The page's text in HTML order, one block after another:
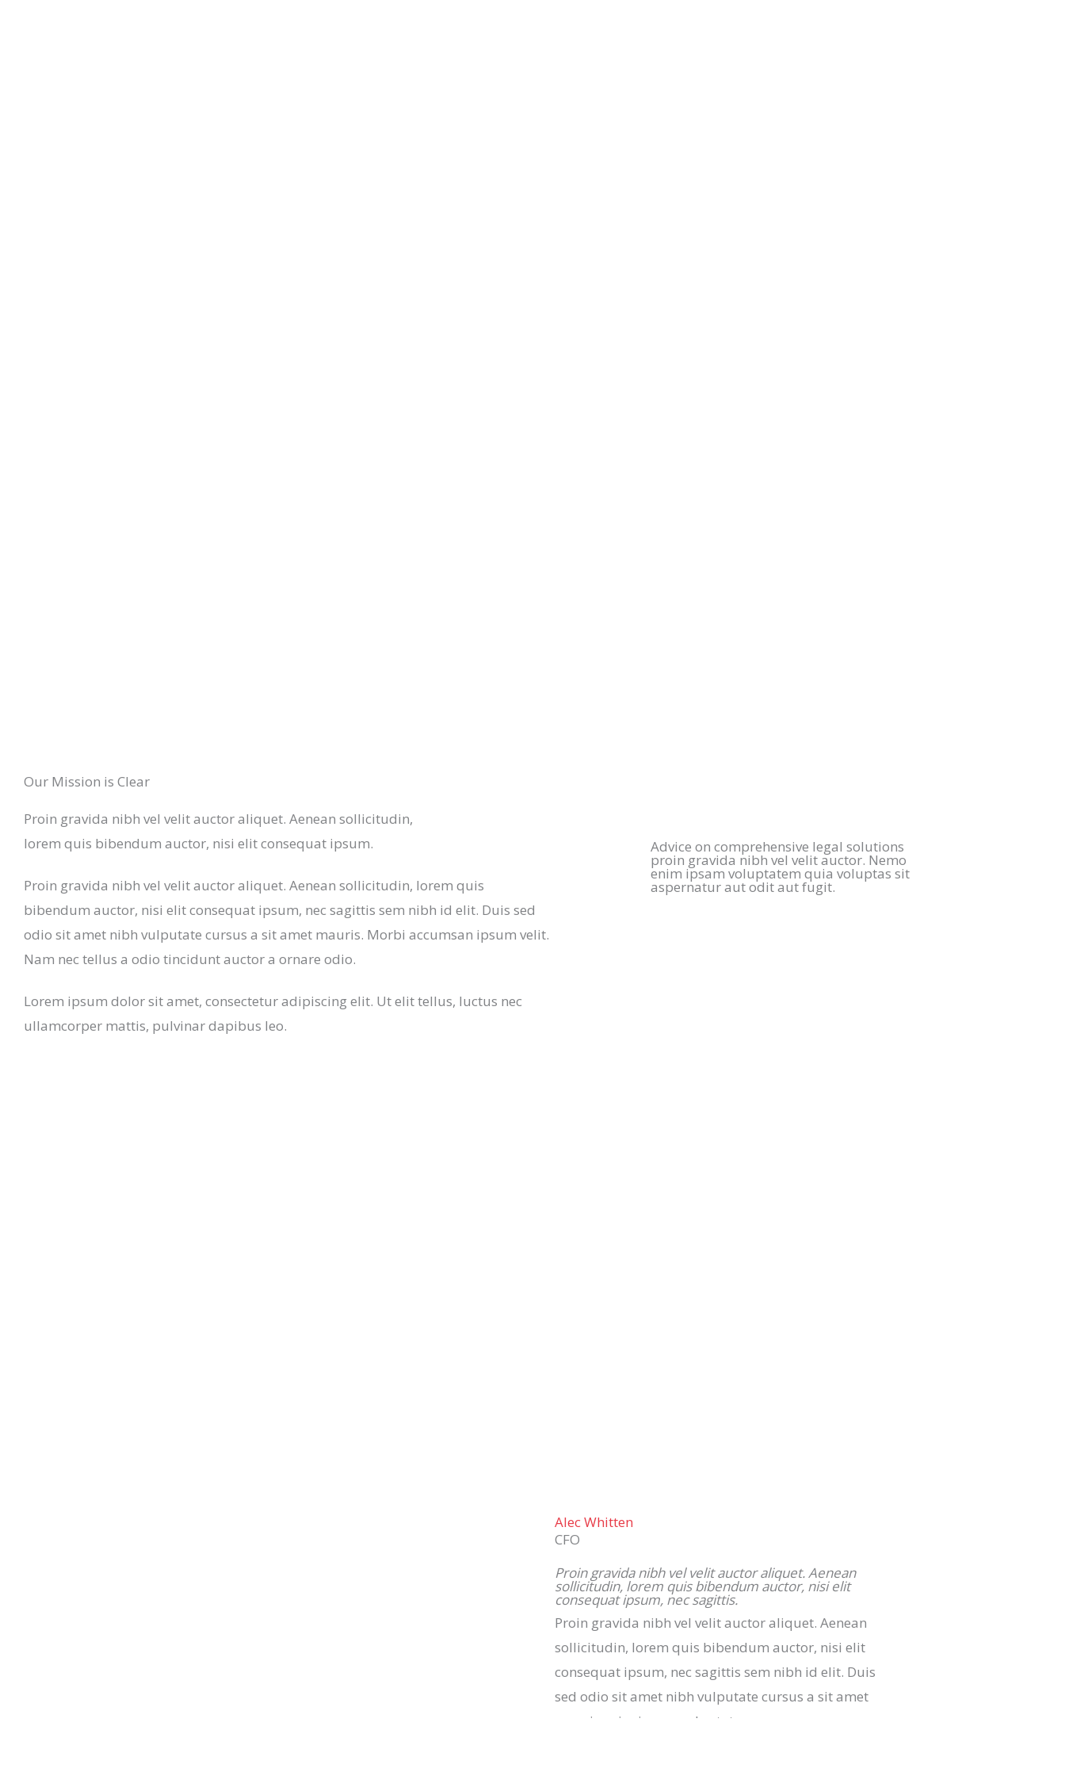
Our Mission is Clear
Proin gravida nibh vel velit auctor aliquet. Aenean sollicitudin,
lorem quis bibendum auctor, nisi elit consequat ipsum.
Proin gravida nibh vel velit auctor aliquet. Aenean sollicitudin, lorem quis
bibendum auctor, nisi elit consequat ipsum, nec sagittis sem nibh id elit. Duis sed
odio sit amet nibh vulputate cursus a sit amet mauris. Morbi accumsan ipsum velit.
Nam nec tellus a odio tincidunt auctor a ornare odio.
Lorem ipsum dolor sit amet, consectetur adipiscing elit. Ut elit tellus, luctus nec
ullamcorper mattis, pulvinar dapibus leo.
Advice on comprehensive legal solutions
proin gravida nibh vel velit auctor. Nemo
enim ipsam voluptatem quia voluptas sit
aspernatur aut odit aut fugit.
Alec Whitten
CFO
Proin gravida nibh vel velit auctor aliquet. Aenean
sollicitudin, lorem quis bibendum auctor, nisi elit
consequat ipsum, nec sagittis.
Proin gravida nibh vel velit auctor aliquet. Aenean
sollicitudin, lorem quis bibendum auctor, nisi elit
consequat ipsum, nec sagittis sem nibh id elit. Duis
sed odio sit amet nibh vulputate cursus a sit amet
mauris enim ipsam voluptatem.